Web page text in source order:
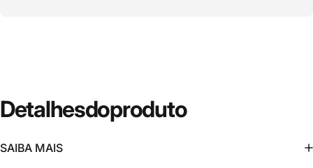
Detalhesdoproduto
SAIBA MAIS